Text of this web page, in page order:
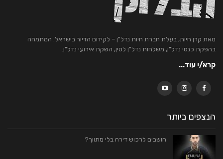
מאת קרן חיות, בעלת חברת חיות נדל"ן – לקידום הדיור בישראל. המתמחה
בהפקת כנסי נדל"ן, משלחות נדל"ן לסין, השקת אירועי נדל"ן.
קרא/י עוד...
הנצפים ביותר
חושבים לרכוש דירה בלי מתווך?